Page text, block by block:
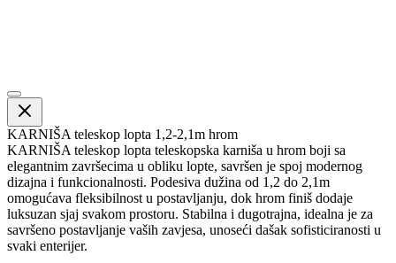
KARNIŠA teleskop lopta 1,2-2,1m hrom
KARNIŠA teleskop lopta teleskopska karniša u hrom boji sa
elegantnim završecima u obliku lopte, savršen je spoj modernog
dizajna i funkcionalnosti. Podesiva dužina od 1,2 do 2,1m
omogućava fleksibilnost u postavljanju, dok hrom finiš dodaje
luksuzan sjaj svakom prostoru. Stabilna i dugotrajna, idealna je za
savršeno postavljanje vaših zavjesa, unoseći dašak sofisticiranosti u
svaki enterijer.